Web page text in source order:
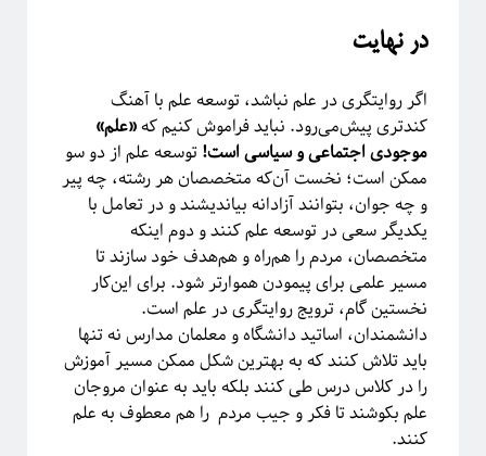
در نهایت
اگر روایتگری در علم نباشد، توسعه علم با آهنگ
کندتری پیش‌می‌رود. نباید فراموش کنیم که«‌علم»
موجودی اجتماعی و سیاسی است!توسعه علم از دو سو
ممکن است؛ نخست آن‌که متخصصان هر رشته، چه پیر
و چه جوان، بتوانند آزادانه بیاندیشند و در تعامل با
یکدیگر سعی در توسعه علم کنند و دوم اینکه
متخصصان، مردم را هم‌راه و هم‌هدف خود سازند تا
مسیر علمی برای پیمودن هموارتر شود. برای این‌کار
نخستین گام، ترویج روایتگری در علم است.
دانشمندان، اساتید دانشگاه و معلمان مدارس نه تنها
باید تلاش کنند که به بهترین شکل ممکن مسیر آموزش
را در کلاس درس طی کنند بلکه باید به عنوان مروجان
علم بکوشند تا فکر و جیب مردم را هم معطوف به علم
کنند.